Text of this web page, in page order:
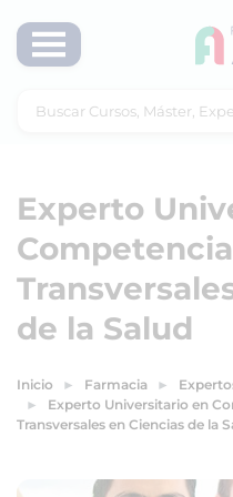
Experto
de la Salud
Inicio Farmacia
Experto Universitario en
Transversales en Ciencias de la